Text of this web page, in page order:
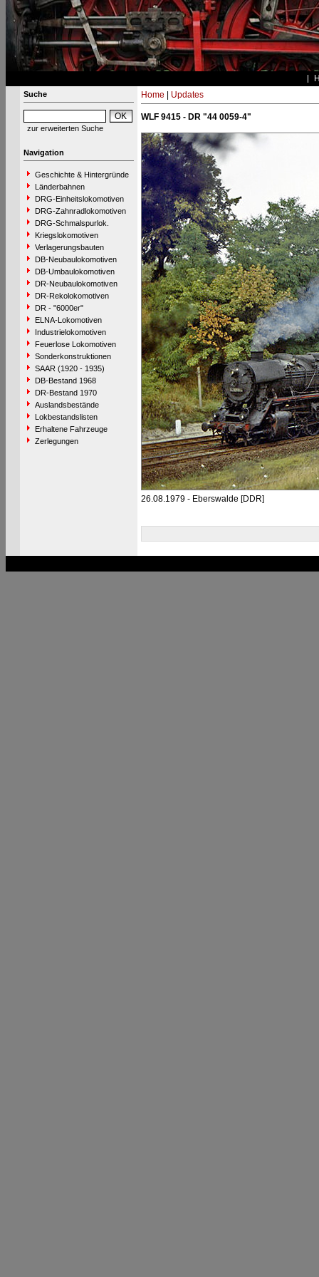
Suche
zur erweiterten Suche
Navigation
Geschichte & Hintergründe
Länderbahnen
DRG-Einheitslokomotiven
DRG-Zahnradlokomotiven
DRG-Schmalspurlok.
Kriegslokomotiven
Verlagerungsbauten
DB-Neubaulokomotiven
DB-Umbaulokomotiven
DR-Neubaulokomotiven
DR-Rekolokomotiven
DR - "6000er"
ELNA-Lokomotiven
Industrielokomotiven
Feuerlose Lokomotiven
Sonderkonstruktionen
SAAR (1920 - 1935)
DB-Bestand 1968
DR-Bestand 1970
Auslandsbestände
Lokbestandslisten
Erhaltene Fahrzeuge
Zerlegungen
Home Updates
WLF 9415 - DR "44 0059-4"
26.08.1979 - Eberswalde [DDR]